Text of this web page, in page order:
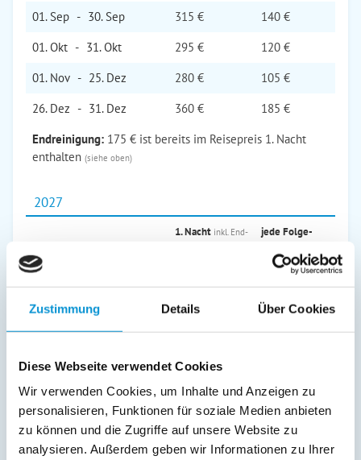
Zustimmung Details Über Cookies
Diese Webseite verwendet Cookies
Wir verwenden Cookies, um Inhalte und Anzeigen zu
personalisieren, Funktionen für soziale Medien anbieten
zu können und die Zugriffe auf unsere Website zu
analysieren. Außerdem geben wir Informationen zu Ihrer
01. Sep - 30. Sep 315 €
140 €
01. Okt - 31. Okt 295 €
120 €
01. Nov - 25. Dez 280 €
105 €
26. Dez - 31. Dez 360 €
185 €
Endreinigung: 175 € ist bereits im Reisepreis 1. Nacht
enthalten (siehe oben)
2027
1. Nacht inkl. End­
jede Folge­
05. Jan - 24. Mär 280 €
105 €
29. Mär - 31. Mär 280 €
01. Apr
- 04. Mai 295 €
120 €
05. Mai - 08. Mai 315 €
140 €